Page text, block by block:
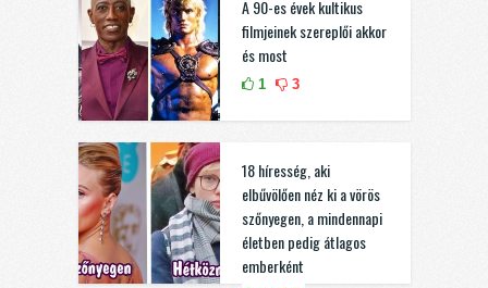
A 90-es évek kultikus
filmjeinek szereplői akkor
és most
1 3
18 híresség, aki
elbűvölően néz ki a vörös
szőnyegen, a mindennapi
életben pedig átlagos
emberként